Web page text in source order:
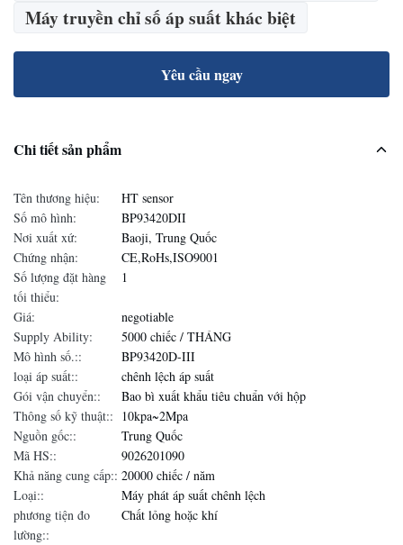
Máy truyền chỉ số áp suất khác biệt
Yêu cầu ngay
Chi tiết sản phẩm
Tên thương hiệu:
HT sensor
Số mô hình:
BP93420DII
Nơi xuất xứ:
Baoji, Trung Quốc
Chứng nhận:
CE,RoHs,ISO9001
Số lượng đặt hàng
tối thiểu:
1
Giá:
negotiable
Supply Ability:
5000 chiếc / THÁNG
Mô hình số.::
BP93420D-III
loại áp suất::
chênh lệch áp suất
Gói vận chuyển::
Bao bì xuất khẩu tiêu chuẩn với hộp
Thông số kỹ thuật:: 10kpa~2Mpa
Nguồn gốc::
Trung Quốc
Mã HS::
9026201090
Khả năng cung cấp:: 20000 chiếc / năm
Loại::
Máy phát áp suất chênh lệch
phương tiện đo
lường::
Chất lỏng hoặc khí